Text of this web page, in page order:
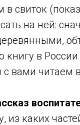
свиток
на ней:
книгу в
вами читаем
из каких